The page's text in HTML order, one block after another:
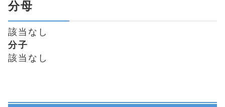
分母
該当なし
分子
該当なし